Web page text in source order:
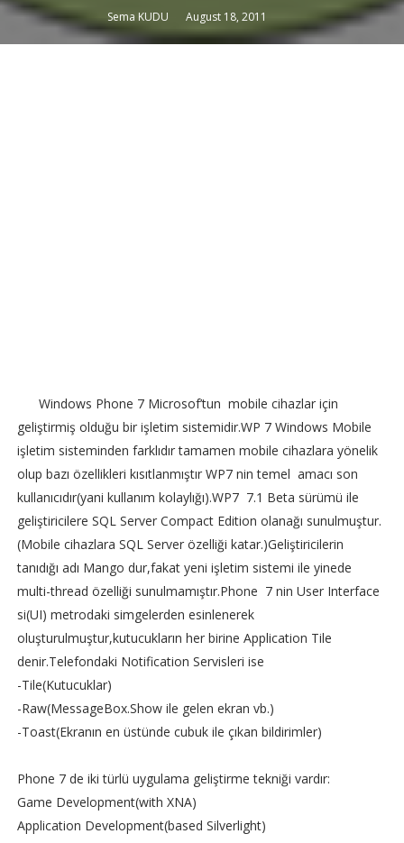
Sema KUDU August 18, 2011
Windows Phone 7 Microsof’tun mobile cihazlar için
geliştirmiş olduğu bir işletim sistemidir.WP 7 Windows Mobile
işletim sisteminden farklıdır tamamen mobile cihazlara yönelik
olup bazı özellikleri kısıtlanmıştır WP7 nin temel amacı son
kullanıcıdır(yani kullanım kolaylığı).WP7 7.1 Beta sürümü ile
geliştiricilere SQL Server Compact Edition olanağı sunulmuştur.
(Mobile cihazlara SQL Server özelliği katar.)Geliştiricilerin
tanıdığı adı Mango dur,fakat yeni işletim sistemi ile yinede
multi-thread özelliği sunulmamıştır.Phone 7 nin User Interface
si(UI) metrodaki simgelerden esinlenerek
oluşturulmuştur,kutucukların her birine Application Tile
denir.Telefondaki Notification Servisleri ise
-Tile(Kutucuklar)
-Raw(MessageBox.Show ile gelen ekran vb.)
-Toast(Ekranın en üstünde cubuk ile çıkan bildirimler)
Phone 7 de iki türlü uygulama geliştirme tekniği vardır:
Game Development(with XNA)
Application Development(based Silverlight)